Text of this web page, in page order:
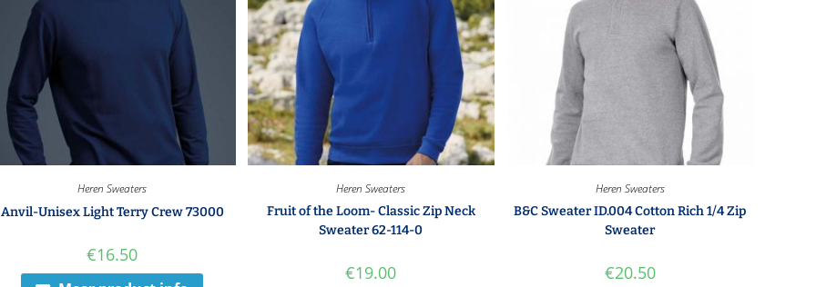
Heren Sweaters
Anvil-Unisex Light Terry Crew 73000
€16.50
Heren Sweaters
Fruit of the Loom- Classic Zip Neck
Sweater 62-114-0
€19.00
Heren Sweaters
B&C Sweater ID.004 Cotton Rich 1/4 Zip
Sweater
€20.50